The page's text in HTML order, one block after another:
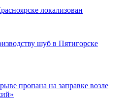
локализован
шуб в Пятигорске
пропана на заправке возле